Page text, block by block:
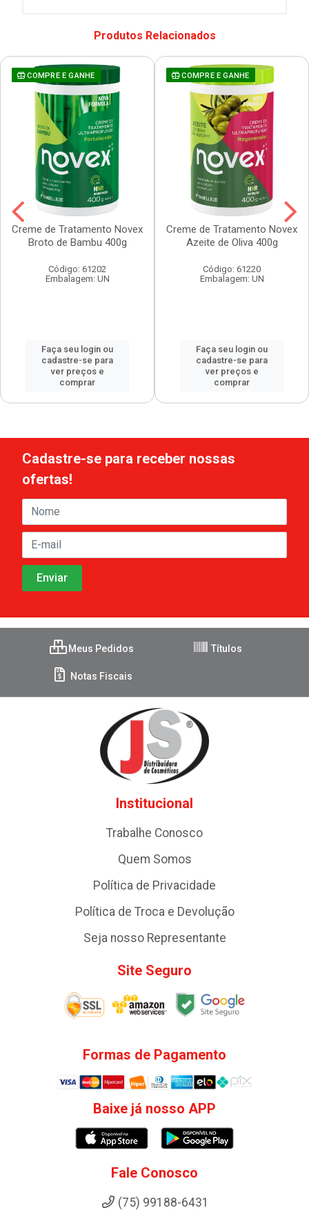
Produtos Relacionados
COMPRE E GANHE
Creme de Tratamento Novex
Broto de Bambu 400g
Código: 61202
Embalagem: UN
Faça seu login ou
cadastre-se para
ver preços e
comprar
COMPRE E GANHE
Creme de Tratamento Novex
Azeite de Oliva 400g
Código: 61220
Embalagem: UN
Faça seu login ou
cadastre-se para
ver preços e
comprar
Cadastre-se para receber nossas
ofertas!
Meus Pedidos Títulos
Notas Fiscais
Institucional
Trabalhe Conosco
Quem Somos
Política de Privacidade
Política de Troca e Devolução
Seja nosso Representante
Site Seguro
Formas de Pagamento
Baixe já nosso APP
Fale Conosco
(75) 99188-6431